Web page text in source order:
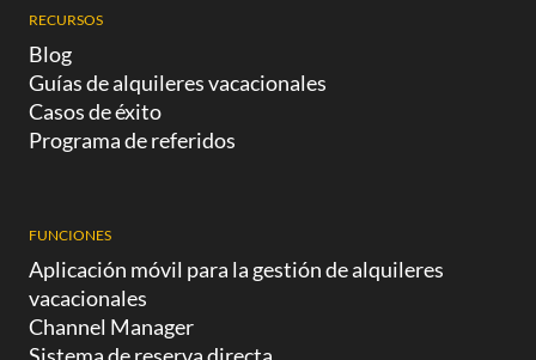
RECURSOS
Blog
Guías de alquileres vacacionales
Casos de éxito
Programa de referidos
FUNCIONES
Aplicación móvil para la gestión de alquileres
vacacionales
Channel Manager